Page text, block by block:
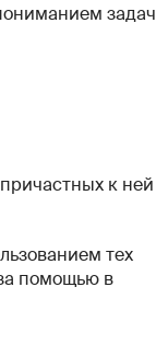
задач
к ней
тех
помощью в